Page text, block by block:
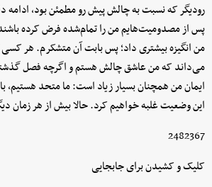
رودیگر که نسبت به چالش پیش رو مطمئن بود، ادامه
پس از مصدومیت‌هایم من را تمام‌شده فرض کرده
من انگیزه بیشتری داد؛ پس بابت آن متشکرم. هر
می‌داند که من عاشق چالش هستم و اگرچه فصل گذشته
ایمان من همچنان بسیار زیاد است: ما متحد هستیم،
این وضعیت غلبه خواهیم کرد. حالا بیش از هر زمان
2482367
کلیک و کشیدن برای جابجایی